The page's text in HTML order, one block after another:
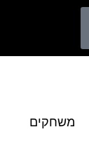
משחקים